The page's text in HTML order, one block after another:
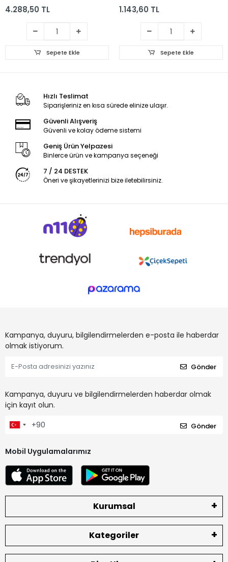
4.288,50 TL
Sepete Ekle
1.143,60 TL
Sepete Ekle
Hızlı Teslimat
Siparişleriniz en kısa sürede elinize ulaşır.
Güvenli Alışveriş
Güvenli ve kolay ödeme sistemi
Geniş Ürün Yelpazesi
Binlerce ürün ve kampanya seçeneği
7 / 24 DESTEK
Öneri ve şikayetlerinizi bize iletebilirsiniz.
Kampanya, duyuru, bilgilendirmelerden e-posta ile haberdar
olmak istiyorum.
Gönder
Kampanya, duyuru ve bilgilendirmelerden haberdar olmak
için kayıt olun.
Gönder
Mobil Uygulamalarımız
Kurumsal
Kategoriler